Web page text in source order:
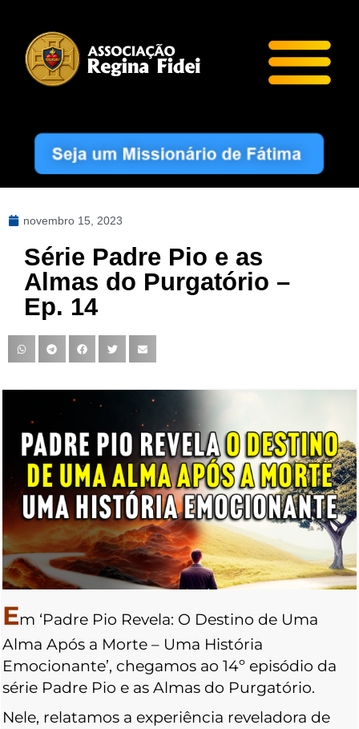
novembro 15, 2023
Série Padre Pio e as
Almas do Purgatório –
Ep. 14
Em ‘Padre Pio Revela: O Destino de Uma
Alma Após a Morte – Uma História
Emocionante’, chegamos ao 14º episódio da
série Padre Pio e as Almas do Purgatório.
Nele, relatamos a experiência reveladora de